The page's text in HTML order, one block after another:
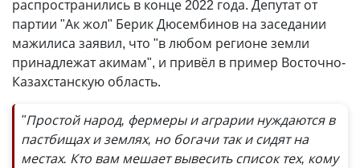
распространились в конце 2022 года. Депутат от
партии "Ак жол" Берик Дюсембинов на заседании
мажилиса заявил, что "в любом регионе земли
принадлежат акимам", и привёл в пример Восточно-
Казахстанскую область.
"Простой народ, фермеры и аграрии нуждаются в
пастбищах и землях, но богачи так и сидят на
местах. Кто вам мешает вывесить список тех, кому